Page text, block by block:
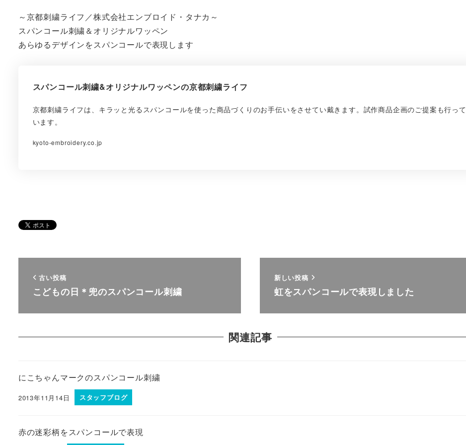
～京都刺繍ライフ／株式会社エンブロイド・タナカ～
スパンコール刺繍＆オリジナルワッペン
あらゆるデザインをスパンコールで表現します
スパンコール刺繍&オリジナルワッペンの京都刺繍ライフ
京都刺繍ライフは、キラッと光るスパンコールを使った商品づくりのお手伝いをさせてい戴きます。試作商品企画のご提案も行って
います。
kyoto-embroidery.co.jp
古い投稿
こどもの日＊兜のスパンコール刺繍
新しい投稿
虹をスパンコールで表現しました
関連記事
にこちゃんマークのスパンコール刺繍
2013年11月14日 スタッフブログ
赤の迷彩柄をスパンコールで表現